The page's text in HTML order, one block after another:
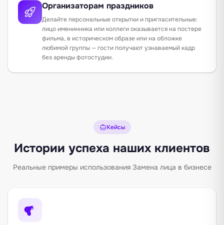
Организаторам праздников
Делайте персональные открытки и пригласительные:
лицо именинника или коллеги оказывается на постере
фильма, в историческом образе или на обложке
любимой группы — гости получают узнаваемый кадр
без аренды фотостудии.
Кейсы
Истории успеха наших клиентов
Реальные примеры использования Замена лица в бизнесе